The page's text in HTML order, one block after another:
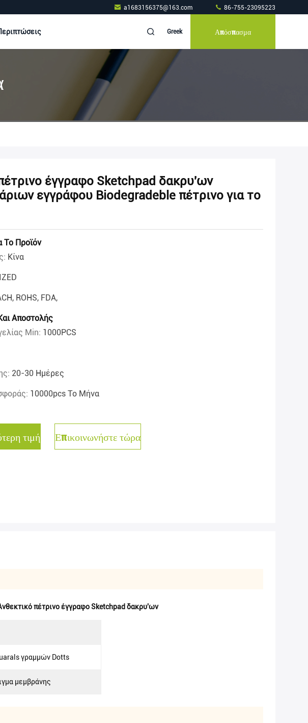
a1683156375@163.com 86-755-23095223
Greek Απόσπασμα
έγγραφο Sketchpad δακρυ'ων
εγγράφου Biodegradeble πέτρινο για το
Το Προϊόν
Κίνα
ROHS, FDA,
Αποστολής
Min: 1000PCS
20-30 Ημέρες
10000pcs Το Μήνα
τιμή Επικοινωνήστε τώρα
πέτρινο έγγραφο Sketchpad δακρυ'ων
γραμμών Dotts
μεμβράνης